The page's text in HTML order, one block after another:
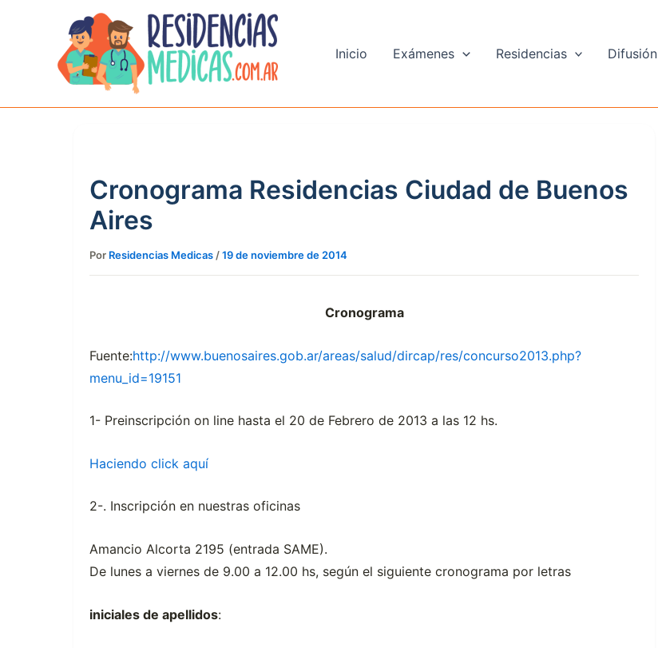
Inicio Exámenes Residencias Difusión
Cronograma Residencias Ciudad de Buenos
Aires
Por Residencias Medicas /19 de noviembre de 2014
Cronograma
Fuente:http://www.buenosaires.gob.ar/areas/salud/dircap/res/concurso2013.php?
menu_id=19151
1- Preinscripción on line hasta el 20 de Febrero de 2013 a las 12 hs.
Haciendo click aquí
2-. Inscripción en nuestras oficinas
Amancio Alcorta 2195 (entrada SAME).
De lunes a viernes de 9.00 a 12.00 hs, según el siguiente cronograma por letras
iniciales de apellidos: